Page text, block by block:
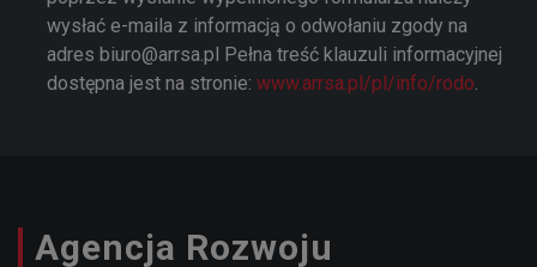
wysłać e-maila z informacją o odwołaniu zgody na
adres biuro@arrsa.pl Pełna treść klauzuli informacyjnej
dostępna jest na stronie: www.arrsa.pl/pl/info/rodo.
Agencja Rozwoju